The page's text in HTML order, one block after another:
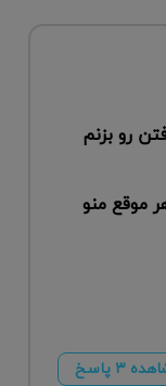
رو‌ بزنم
موقع منو
۳ پاسخ